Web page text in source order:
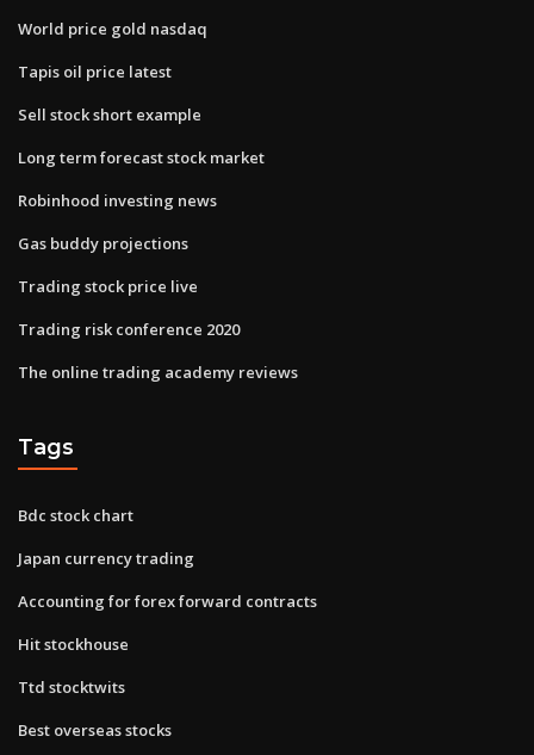
World price gold nasdaq
Tapis oil price latest
Sell stock short example
Long term forecast stock market
Robinhood investing news
Gas buddy projections
Trading stock price live
Trading risk conference 2020
The online trading academy reviews
Tags
Bdc stock chart
Japan currency trading
Accounting for forex forward contracts
Hit stockhouse
Ttd stocktwits
Best overseas stocks